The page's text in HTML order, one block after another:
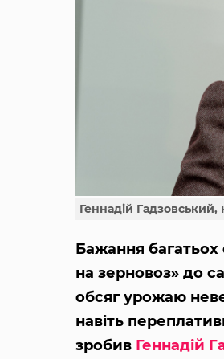
Геннадій
Бажання
на зерновоз» до
обсяг урожаю
навіть
зробив Геннадій